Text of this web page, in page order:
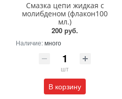
Смазка цепи жидкая с
молибденом (флакон100
мл.)
200 руб.
Наличие:много
шт
В корзину